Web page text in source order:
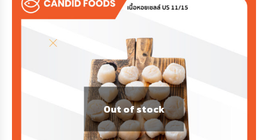
Out of stock